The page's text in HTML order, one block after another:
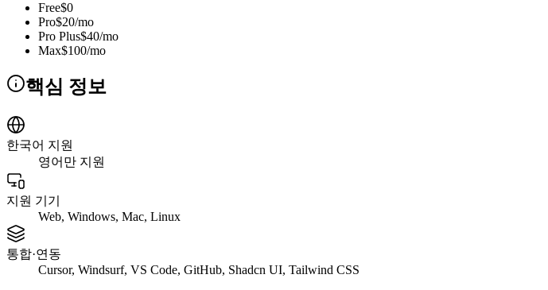
Free$0
Pro$20/mo
Pro Plus$40/mo
Max$100/mo
핵심 정보
한국어 지원
영어만 지원
지원 기기
Web, Windows, Mac, Linux
통합·연동
Cursor, Windsurf, VS Code, GitHub, Shadcn UI, Tailwind CSS